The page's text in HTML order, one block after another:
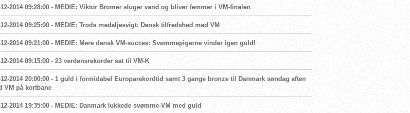
12-2014 09:28:00 - MEDIE: Viktor Bromer sluger vand og bliver femmer i VM-finalen
12-2014 09:25:00 - MEDIE: Trods medaljesvigt: Dansk tilfredshed med VM
12-2014 09:21:00 - MEDIE: Mere dansk VM-succes: Svømmepigerne vinder igen guld!
2014 09:15:00 - 23 verdensrekorder sat til VM-K
12-2014 20:00:00 - 1 guld i formidabel Europarekordtid samt 3 gange bronze til Danmark søndag aften
VM på kortbane
2014 19:35:00 - MEDIE: Danmark lukkede svømme-VM med guld